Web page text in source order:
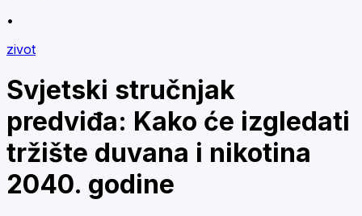
•
zivot
Svjetski stručnjak
predviđa: Kako će izgledati
tržište duvana i nikotina
2040. godine